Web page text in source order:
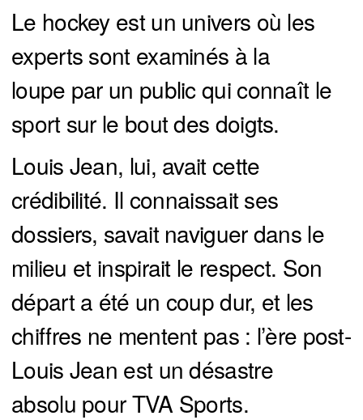
Le hockey est un univers où les
experts sont examinés à la
loupe par un public qui connaît le
sport sur le bout des doigts.
Louis Jean, lui, avait cette
crédibilité. Il connaissait ses
dossiers, savait naviguer dans le
milieu et inspirait le respect. Son
départ a été un coup dur, et les
chiffres ne mentent pas : l’ère post-
Louis Jean est un désastre
absolu pour TVA Sports.